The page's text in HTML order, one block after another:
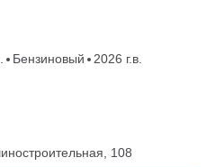
Бензиновый
2026 г.в.
108